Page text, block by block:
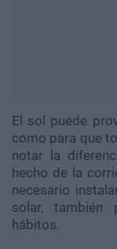
El sol puede
como para que
notar la
hecho de la
necesario
solar, también
hábitos.